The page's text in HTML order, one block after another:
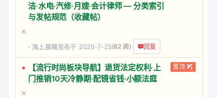
洁·水电·汽修·月嫂·会计律师 — 分类索引
与发帖规范（收藏帖）
海上晨曦 (62 阅) 回复
发布于 2026-7-25
【流行时尚板块导航】退货法定权利·上
门推销10天冷静期·配镜省钱·小额法庭
置顶